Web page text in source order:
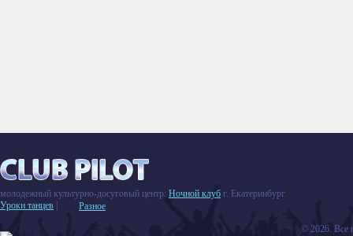
молодежный культурно-досуговый центр: Ночной клуб г. Екатеринбург
Уроки танцев
Разное
© 2026. Все